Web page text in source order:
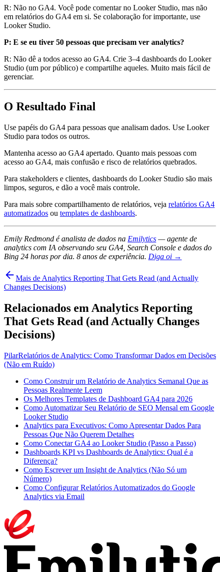
R: Não no GA4. Você pode comentar no Looker Studio, mas não
em relatórios do GA4 em si. Se colaboração for importante, use
Looker Studio.
P: E se eu tiver 50 pessoas que precisam ver analytics?
R: Não dê a todos acesso ao GA4. Crie 3–4 dashboards do Looker
Studio (um por público) e compartilhe aqueles. Muito mais fácil de
gerenciar.
O Resultado Final
Use papéis do GA4 para pessoas que analisam dados. Use Looker
Studio para todos os outros.
Mantenha acesso ao GA4 apertado. Quanto mais pessoas com
acesso ao GA4, mais confusão e risco de relatórios quebrados.
Para stakeholders e clientes, dashboards do Looker Studio são mais
limpos, seguros, e dão a você mais controle.
Para mais sobre compartilhamento de relatórios, veja relatórios GA4
automatizados ou templates de dashboards.
Emily Redmond é analista de dados na Emilytics — agente de
analytics com IA observando seu GA4, Search Console e dados do
Bing 24 horas por dia. 8 anos de experiência. Diga oi →
Mais de Analytics Reporting That Gets Read (and Actually
Changes Decisions)
Relacionados em Analytics Reporting
That Gets Read (and Actually Changes
Decisions)
PilarRelatórios de Analytics: Como Transformar Dados em Decisões
(Não em Ruído)
Como Construir um Relatório de Analytics Semanal Que as
Pessoas Realmente Leem
Os Melhores Templates de Dashboard GA4 para 2026
Como Automatizar Seu Relatório de SEO Mensal em Google
Looker Studio
Analytics para Executivos: Como Apresentar Dados Para
Pessoas Que Não Querem Detalhes
Como Conectar GA4 ao Looker Studio (Passo a Passo)
Dashboards KPI vs Dashboards de Analytics: Qual é a
Diferença?
Como Escrever um Insight de Analytics (Não Só um
Número)
Como Configurar Relatórios Automatizados do Google
Analytics via Email